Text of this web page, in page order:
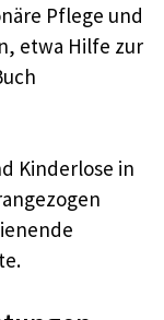
Pflege und
etwa Hilfe zur
Kinderlose in